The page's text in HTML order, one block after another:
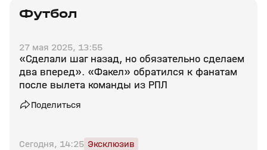
Футбол
27 мая 2025, 13:55
«Сделали шаг назад, но обязательно сделаем
два вперед». «Факел» обратился к фанатам
после вылета команды из РПЛ
Поделиться
Сегодня, 14:25 Эксклюзив